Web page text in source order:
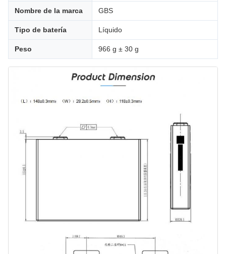
Nombre de la marca GBS
Tipo de batería Líquido
Peso 966 g ± 30 g